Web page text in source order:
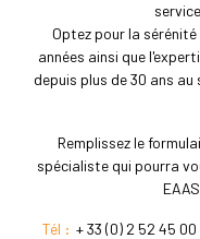
Optez pour la
années ainsi que
depuis plus de 30 ans
Remplissez le
spécialiste qui pourra
Tél : + 33 (0) 2 52 45 00